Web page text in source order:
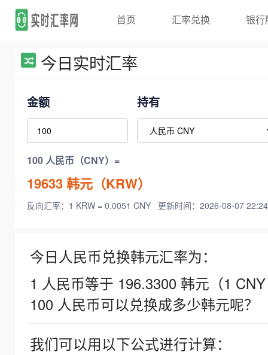
首页 汇率兑换 银行
今日实时汇率
金额 持有
100 人民币（CNY）=
19633韩元（KRW）
反向汇率：1 KRW = 0.0051 CNY 更新时间：2026-08-07
今日人民币兑换韩元汇率为：
1 人民币等于 196.3300 韩元（1
100 人民币可以兑换成多少韩元呢？
我们可以用以下公式进行计算：